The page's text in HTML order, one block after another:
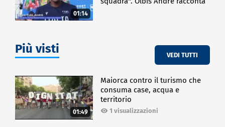
01:14
Più visti VEDI TUTTI
01:49
Maiorca contro il turismo che
consuma case, acqua e
territorio
1 visualizzazioni